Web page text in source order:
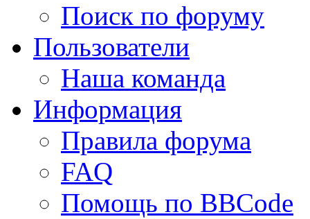
Поиск по форуму
Пользователи
Наша команда
Информация
Правила форума
FAQ
Помощь по BBCode